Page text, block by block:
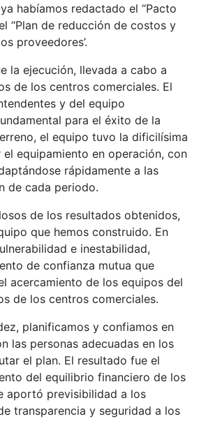
habíamos redactado el “Pacto
“Plan de reducción de costos y
proveedores’.
la ejecución, llevada a cabo a
de los centros comerciales. El
y del equipo
para el éxito de la
el equipo tuvo la dificilísima
el equipamiento en operación, con
rápidamente a las
de cada periodo.
de los resultados obtenidos,
que hemos construido. En
e inestabilidad,
de confianza mutua que
acercamiento de los equipos del
de los centros comerciales.
planificamos y confiamos en
las personas adecuadas en los
el plan. El resultado fue el
del equilibrio financiero de los
aportó previsibilidad a los
transparencia y seguridad a los